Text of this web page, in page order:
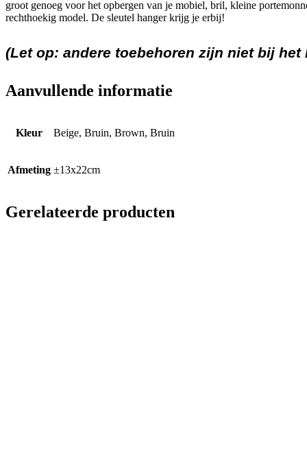
groot genoeg voor het opbergen van je mobiel, bril, kleine
rechthoekig model. De sleutel hanger krijg je erbij!
(Let op: andere toebehoren zijn niet bij
Aanvullende informatie
Kleur Beige, Bruin, Brown, Bruin
Afmeting ±13x22cm
Gerelateerde producten